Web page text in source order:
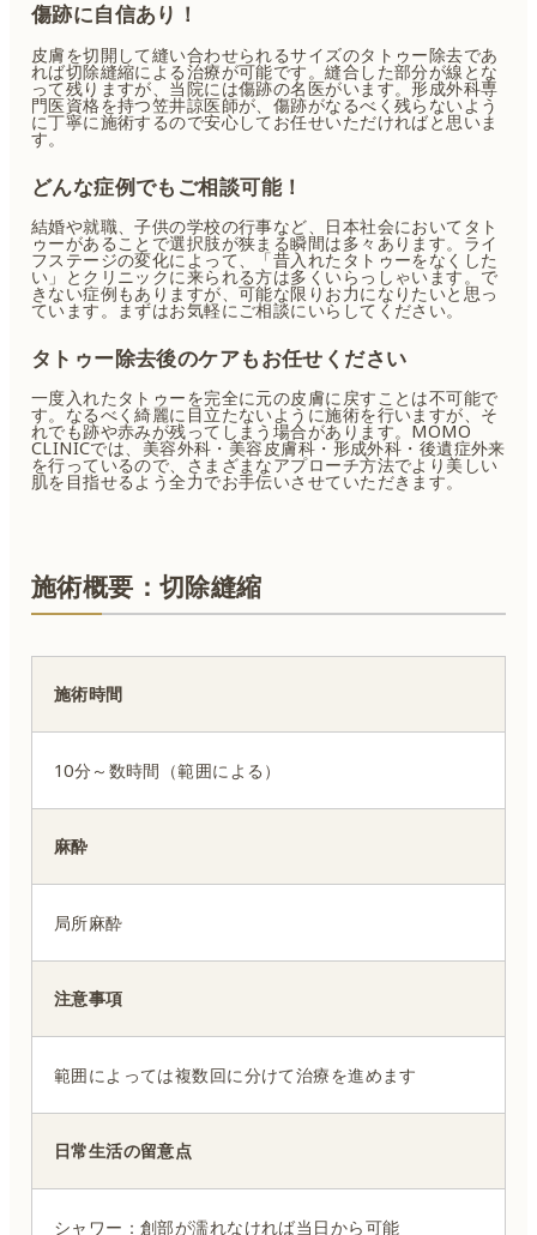
傷跡に自信あり！
皮膚を切開して縫い合わせられるサイズのタトゥー除去であ
れば切除縫縮による治療が可能です。縫合した部分が線とな
って残りますが、当院には傷跡の名医がいます。形成外科専
門医資格を持つ笠井諒医師が、傷跡がなるべく残らないよう
に丁寧に施術するので安心してお任せいただければと思いま
す。
どんな症例でもご相談可能！
結婚や就職、子供の学校の行事など、日本社会においてタト
ゥーがあることで選択肢が狭まる瞬間は多々あります。ライ
フステージの変化によって、「昔入れたタトゥーをなくした
い」とクリニックに来られる方は多くいらっしゃいます。で
きない症例もありますが、可能な限りお力になりたいと思っ
ています。まずはお気軽にご相談にいらしてください。
タトゥー除去後のケアもお任せください
一度入れたタトゥーを完全に元の皮膚に戻すことは不可能で
す。なるべく綺麗に目立たないように施術を行いますが、そ
れでも跡や赤みが残ってしまう場合があります。MOMO
CLINICでは、美容外科・美容皮膚科・形成外科・後遺症外来
を行っているので、さまざまなアプローチ方法でより美しい
肌を目指せるよう全力でお手伝いさせていただきます。
施術概要：切除縫縮
施術時間
10分～数時間（範囲による）
麻酔
局所麻酔
注意事項
範囲によっては複数回に分けて治療を進めます
日常生活の留意点
シャワー：創部が濡れなければ当日から可能